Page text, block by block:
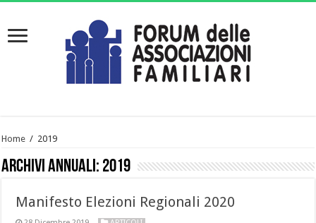
Home / 2019
Archivi annuali: 2019
Manifesto Elezioni Regionali 2020